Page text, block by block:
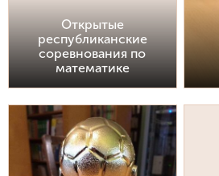
Открытые
республиканские
соревнования по
математике